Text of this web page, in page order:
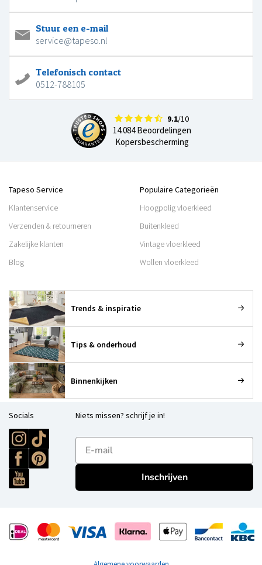
Stuur een e-mail
service@tapeso.nl
Telefonisch contact
0512-788105
9.1/10
14.084 Beoordelingen
Kopersbescherming
Tapeso Service
Klantenservice
Verzenden & retourneren
Zakelijke klanten
Blog
Populaire Categorieën
Hoogpolig vloerkleed
Buitenkleed
Vintage vloerkleed
Wollen vloerkleed
Trends & inspiratie
Tips & onderhoud
Binnenkijken
Socials Niets missen? schrijf je in!
E-mailadres
Inschrijven